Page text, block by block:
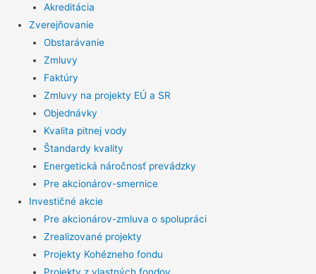
Akreditácia
Zverejňovanie
Obstarávanie
Zmluvy
Faktúry
Zmluvy na projekty EÚ a SR
Objednávky
Kvalita pitnej vody
Štandardy kvality
Energetická náročnosť prevádzky
Pre akcionárov-smernice
Investičné akcie
Pre akcionárov-zmluva o spolupráci
Zrealizované projekty
Projekty Kohézneho fondu